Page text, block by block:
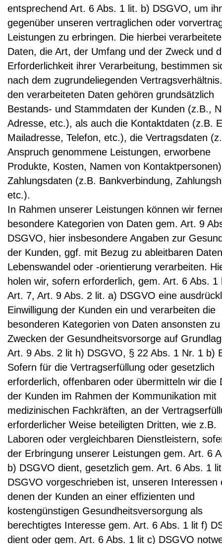
entsprechend Art. 6 Abs. 1 lit. b) DSGVO, um
gegenüber unseren vertraglichen oder
Leistungen zu erbringen. Die hierbei
Daten, die Art, der Umfang und der Zweck und
Erforderlichkeit ihrer Verarbeitung, bestimmen
nach dem zugrundeliegenden
den verarbeiteten Daten gehören grundsätzlich
Bestands- und Stammdaten der Kunden (z.B.,
Adresse, etc.), als auch die Kontaktdaten (z.B.
Mailadresse, Telefon, etc.), die Vertragsdaten
Anspruch genommene Leistungen, erworbene
Produkte, Kosten, Namen von
Zahlungsdaten (z.B. Bankverbindung,
etc.).
In Rahmen unserer Leistungen können wir
besondere Kategorien von Daten gem. Art. 9
DSGVO, hier insbesondere Angaben zur
der Kunden, ggf. mit Bezug zu ableitbaren
Lebenswandel oder -orientierung verarbeiten.
holen wir, sofern erforderlich, gem. Art. 6 Abs. 1
Art. 7, Art. 9 Abs. 2 lit. a) DSGVO eine
Einwilligung der Kunden ein und verarbeiten die
besonderen Kategorien von Daten ansonsten zu
Zwecken der Gesundheitsvorsorge auf
Art. 9 Abs. 2 lit h) DSGVO, § 22 Abs. 1 Nr. 1 b)
Sofern für die Vertragserfüllung oder gesetzlich
erforderlich, offenbaren oder übermitteln wir die
der Kunden im Rahmen der Kommunikation mit
medizinischen Fachkräften, an der
erforderlicher Weise beteiligten Dritten, wie z.B.
Laboren oder vergleichbaren Dienstleistern,
der Erbringung unserer Leistungen gem. Art. 6
b) DSGVO dient, gesetzlich gem. Art. 6 Abs. 1
DSGVO vorgeschrieben ist, unseren Interessen
denen der Kunden an einer effizienten und
kostengünstigen Gesundheitsversorgung als
berechtigtes Interesse gem. Art. 6 Abs. 1 lit f)
dient oder gem. Art. 6 Abs. 1 lit c) DSGVO